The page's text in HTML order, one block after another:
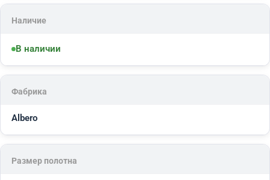
Наличие
В наличии
Фабрика
Albero
Размер полотна